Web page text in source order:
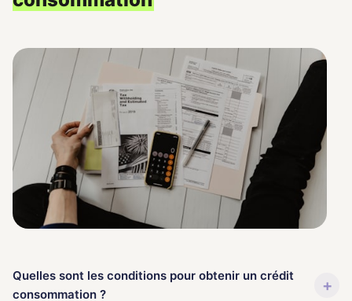
Quelles sont les conditions pour obtenir un crédit
consommation ?
+